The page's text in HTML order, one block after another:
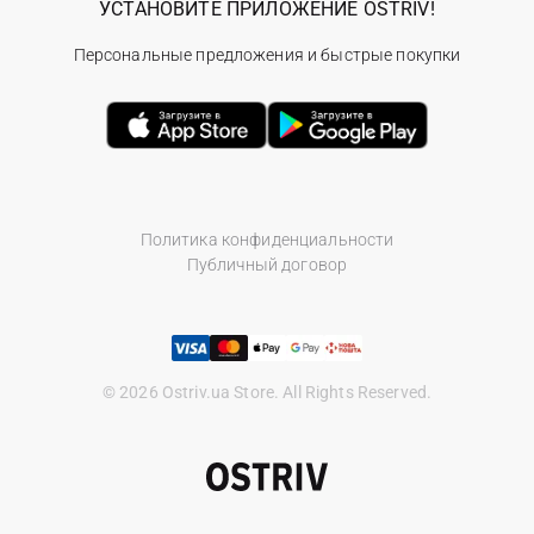
Политика конфиденциальности
Публичный договор
© 2026 Ostriv.ua Store. All Rights Reserved.
УСТАНОВИТЕ ПРИЛОЖЕНИЕ OSTRIV!
Персональные предложения и быстрые покупки